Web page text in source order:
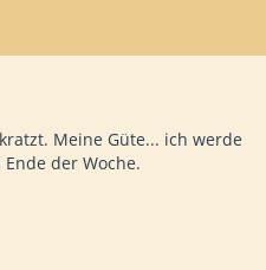
Meine Güte... ich werde
der Woche.